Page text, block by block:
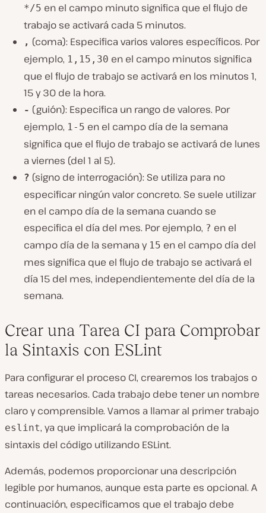
*/5 en el campo minuto significa que el flujo de
trabajo se activará cada 5 minutos.
, (coma): Especifica varios valores específicos. Por
ejemplo, 1,15,30 en el campo minutos significa
que el flujo de trabajo se activará en los minutos 1,
15 y 30 de la hora.
- (guión): Especifica un rango de valores. Por
ejemplo, 1-5 en el campo día de la semana
significa que el flujo de trabajo se activará de lunes
a viernes (del 1 al 5).
? (signo de interrogación): Se utiliza para no
especificar ningún valor concreto. Se suele utilizar
en el campo día de la semana cuando se
especifica el día del mes. Por ejemplo, ? en el
campo día de la semana y 15 en el campo día del
mes significa que el flujo de trabajo se activará el
día 15 del mes, independientemente del día de la
semana.
Crear una Tarea CI para Comprobar
la Sintaxis con ESLint
Para configurar el proceso CI, crearemos los trabajos o
tareas necesarios. Cada trabajo debe tener un nombre
claro y comprensible. Vamos a llamar al primer trabajo
eslint, ya que implicará la comprobación de la
sintaxis del código utilizando ESLint.
Además, podemos proporcionar una descripción
legible por humanos, aunque esta parte es opcional. A
continuación, especificamos que el trabajo debe